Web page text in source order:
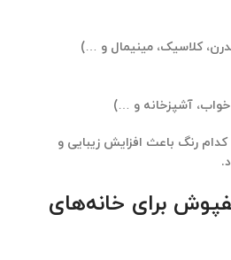
کلاسیک، مینیمال و …)
خواب، آشپزخانه و …)
رنگ باعث افزایش زیبایی و
برای خانه‌های